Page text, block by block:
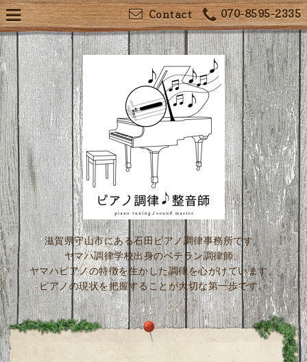
070-8595-2335
Contact
滋賀県守山市にある石田ピアノ調律事務所です。
ヤマハ調律学校出身のベテラン調律師、
ヤマハピアノの特徴を生かした調律を心がけています。
ピアノの現状を把握することが大切な第一歩です。